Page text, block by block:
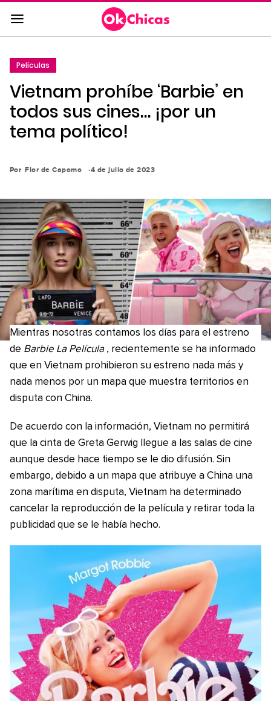
Saltar
al
contenido
a
la
navegación
principal
Películas
Vietnam prohíbe ‘Barbie’ en
todos sus cines… ¡por un
tema político!
Por Flor de Capomo 4 de julio de 2023
Mientras nosotras contamos los días para el estreno
de Barbie La Película , recientemente se ha informado
que en Vietnam prohibieron su estreno nada más y
nada menos por un mapa que muestra territorios en
disputa con China.
De acuerdo con la información, Vietnam no permitirá
que la cinta de Greta Gerwig llegue a las salas de cine
aunque desde hace tiempo se le dio difusión. Sin
embargo, debido a un mapa que atribuye a China una
zona marítima en disputa, Vietnam ha determinado
cancelar la reproducción de la película y retirar toda la
publicidad que se le había hecho.